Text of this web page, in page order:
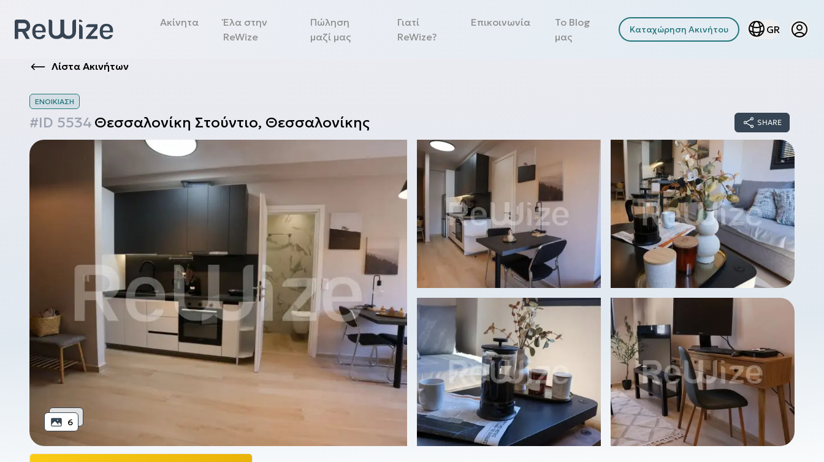
Ακίνητα
Έλα στην
ReWize
Πώληση
μαζί μας
Γιατί
ReWize?
Επικοινωνία
Το Blog
μας
Καταχώρηση Ακινήτου Open lang
GR Open
Λίστα Ακινήτων
ΕΝΟΙΚΊΑΣΗ
#ID 5534 Θεσσαλονίκη Στούντιο, Θεσσαλονίκης SHARE
6